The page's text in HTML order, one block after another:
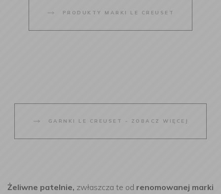
PRODUKTY MARKI LE CREUSET
GARNKI LE CREUSET - ZOBACZ WIĘCEJ
Żeliwne patelnie, zwłaszcza te od renomowanej marki